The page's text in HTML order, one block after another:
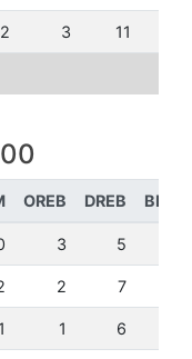
2 3 11
OREB DREB BLK
3 5
2 7
1 1 6